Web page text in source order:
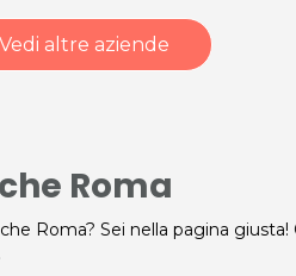
Vedi altre aziende
Roma
Roma? Sei nella pagina